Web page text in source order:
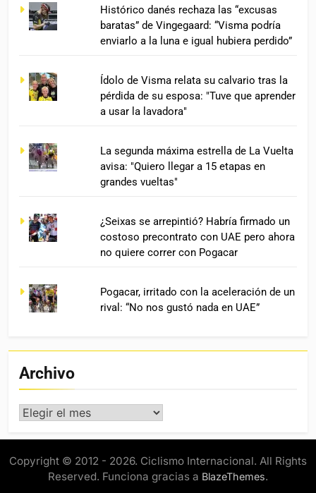
Histórico danés rechaza las “excusas
baratas” de Vingegaard: “Visma podría
enviarlo a la luna e igual hubiera perdido”
Ídolo de Visma relata su calvario tras la
pérdida de su esposa: "Tuve que aprender
a usar la lavadora"
La segunda máxima estrella de La Vuelta
avisa: "Quiero llegar a 15 etapas en
grandes vueltas"
¿Seixas se arrepintió? Habría firmado un
costoso precontrato con UAE pero ahora
no quiere correr con Pogacar
Pogacar, irritado con la aceleración de un
rival: “No nos gustó nada en UAE”
Archivo
Archivo
Copyright © 2012 - 2026. Ciclismo Internacional. All Rights
Reserved. Funciona gracias a BlazeThemes.